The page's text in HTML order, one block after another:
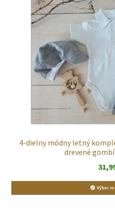
4-dielny módny letný
drevené
Výber